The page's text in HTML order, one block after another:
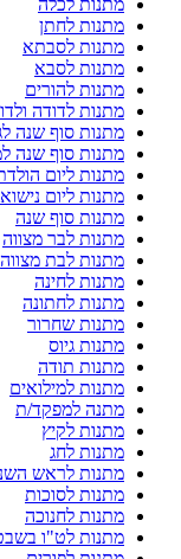
מתנות לכלה
מתנות לחתן
מתנות לסבתא
מתנות לסבא
מתנות להורים
מתנות לדודה
מתנות סוף שנה
מתנות סוף שנה
מתנות ליום
מתנות ליום
מתנות סוף שנה
מתנות לבר מצווה
מתנות לבת מצווה
מתנות לחינה
מתנות לחתונה
מתנות שחרור
מתנות גיוס
מתנות תודה
מתנות למילואים
מתנה למפקד/ת
מתנות לקיץ
מתנות לחג
מתנות לראש
מתנות לסוכות
מתנות לחנוכה
מתנות לט"ו